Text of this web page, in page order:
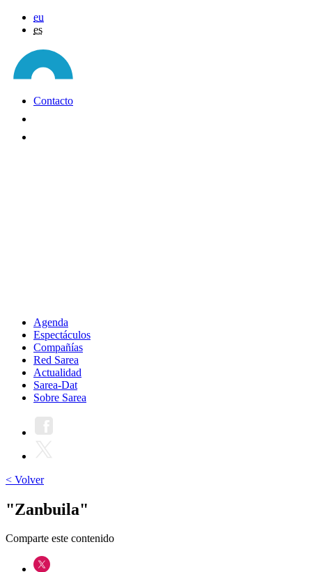
eu
es
Contacto
Agenda
Espectáculos
Compañías
Red Sarea
Actualidad
Sarea-Dat
Sobre Sarea
< Volver
"Zanbuila"
Comparte este contenido